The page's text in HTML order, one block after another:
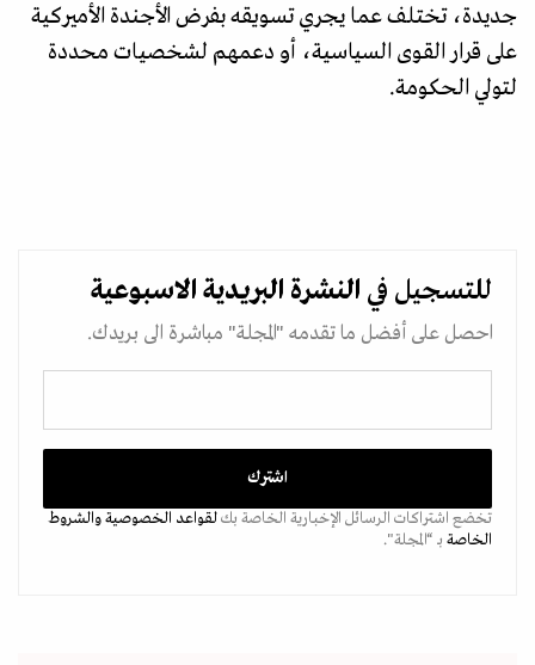
جديدة، تختلف عما يجري تسويقه بفرض الأجندة الأميركية
على قرار القوى السياسية، أو دعمهم لشخصيات محددة
لتولي الحكومة.
للتسجيل في النشرة البريدية الاسبوعية
احصل على أفضل ما تقدمه "المجلة" مباشرة الى بريدك.
تخضع اشتراكات الرسائل الإخبارية الخاصة بكلقواعد الخصوصيةوالشروط
الخاصة بـ “المجلة".